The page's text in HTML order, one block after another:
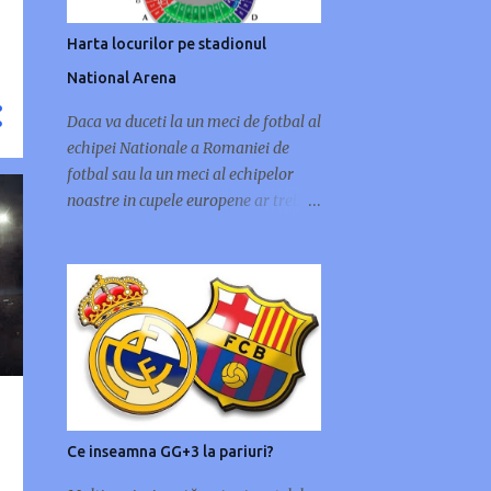
Harta locurilor pe stadionul
National Arena
Daca va duceti la un meci de fotbal al
echipei Nationale a Romaniei de
fotbal sau la un meci al echipelor
noastre in cupele europene ar trebui
spectatori sunt impartite pe mai
multe categorii: VIP(cele mai bune
locuri), categoria 1(tribuna cu
locurile aflate cel mai aproape de
gazon), categoria 2-a(locurile aflate
in inelul 2 al stadionului, dar la
tribuna) si categoria a 3-a si a 4-a
care se afla in peluze. National Arena
Ce inseamna GG+3 la pariuri?